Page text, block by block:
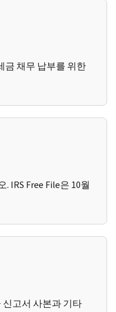
금 채무 납부를 위한
IRS Free File은 10월
신고서 사본과 기타